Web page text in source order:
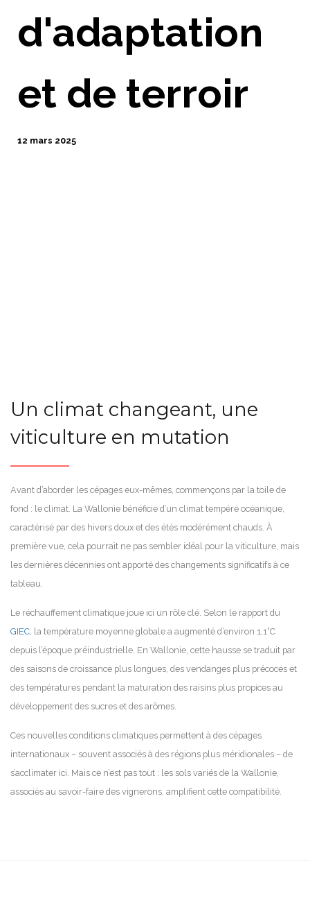
d'adaptation
et de terroir
12 mars 2025
Un climat changeant, une
viticulture en mutation
Avant d’aborder les cépages eux-mêmes, commençons par la toile de
fond : le climat. La Wallonie bénéficie d’un climat tempéré océanique,
caractérisé par des hivers doux et des étés modérément chauds. À
première vue, cela pourrait ne pas sembler idéal pour la viticulture, mais
les dernières décennies ont apporté des changements significatifs à ce
tableau.
Le réchauffement climatique joue ici un rôle clé. Selon le rapport du
GIEC , la température moyenne globale a augmenté d’environ 1,1°C
depuis l’époque préindustrielle. En Wallonie, cette hausse se traduit par
des saisons de croissance plus longues, des vendanges plus précoces et
des températures pendant la maturation des raisins plus propices au
développement des sucres et des arômes.
Ces nouvelles conditions climatiques permettent à des cépages
internationaux – souvent associés à des régions plus méridionales – de
s’acclimater ici. Mais ce n’est pas tout : les sols variés de la Wallonie,
associés au savoir-faire des vignerons, amplifient cette compatibilité.